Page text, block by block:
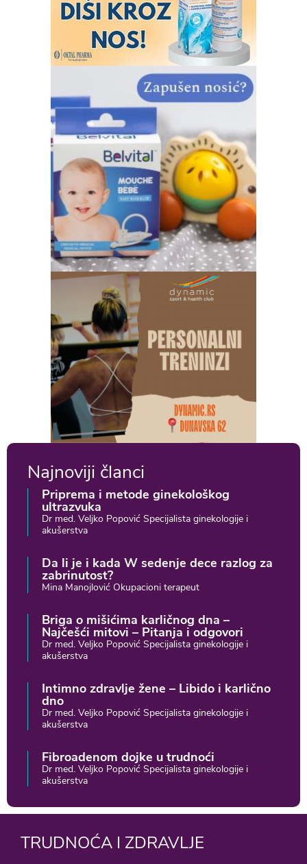
Najnoviji članci
Priprema i metode ginekološkog
ultrazvuka
Dr med. Veljko Popović Specijalista ginekologije i
akušerstva
Da li je i kada W sedenje dece razlog za
zabrinutost?
Mina Manojlović Okupacioni terapeut
Briga o mišićima karličnog dna –
Najčešći mitovi – Pitanja i odgovori
Dr med. Veljko Popović Specijalista ginekologije i
akušerstva
Intimno zdravlje žene – Libido i karlično
dno
Dr med. Veljko Popović Specijalista ginekologije i
akušerstva
Fibroadenom dojke u trudnoći
Dr med. Veljko Popović Specijalista ginekologije i
akušerstva
TRUDNOĆA I ZDRAVLJE